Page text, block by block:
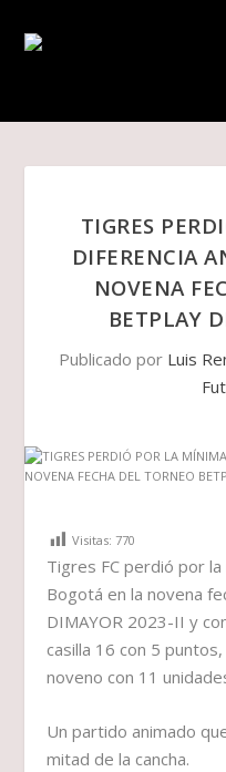
TIGRES
DIFERENCIA
NOVENA
BETPLAY
Publicado por Luis
Visitas: 770
Tigres FC perdió por
Bogotá en la novena
DIMAYOR 2023-II y
casilla 16 con 5
noveno con 11
Un partido animado
mitad de la cancha.